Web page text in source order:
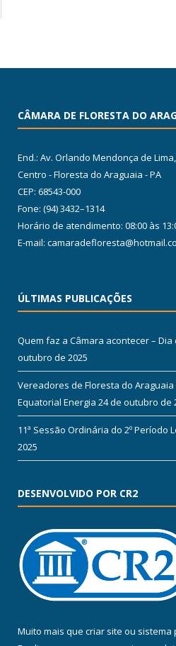
CÂMARA DE FLORESTA DO
End.: Av. Orlando Mendonça de
Centro - Floresta do Araguaia - PA
CEP: 68543-000
Fone: (94) 3432–1314
Horário de atendimento: 08:00 às
E-mail:
ÚLTIMAS PUBLICAÇÕES
Quem faz a Câmara acontecer –
outubro de 2025
Vereadores de Floresta do
Equatorial Energia 24 de outubro de
11ª Sessão Ordinária do 2º Período
2025
DESENVOLVIDO POR CR2
Muito mais que criar site ou sistema